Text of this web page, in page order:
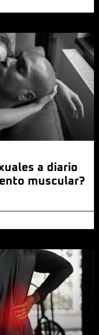
a diario
muscular?